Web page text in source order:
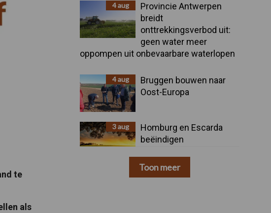
te
als
4 aug
Provincie Antwerpen
breidt
onttrekkingsverbod uit:
geen water meer
oppompen uit onbevaarbare waterlopen
4 aug
Bruggen bouwen naar
Oost-Europa
3 aug
Homburg en Escarda
beëindigen
Toon meer